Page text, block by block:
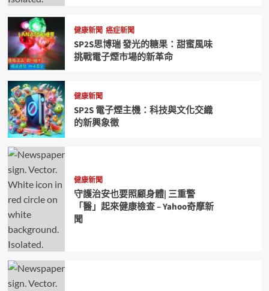
健康新聞 癌症新聞
SP2S思博瑞 發光的糖果：甜蜜風味
挑戰電子煙市場的新革命
健康新聞
SP2S 電子煙主機：科技與文化交織
的新興象徵
健康新聞
守護治安也要照顧身體| 三重警
「醫」起來健康檢查 – Yahoo奇摩新
聞